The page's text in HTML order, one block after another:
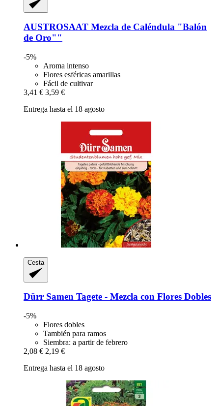
AUSTROSAAT Mezcla de Caléndula "Balón
de Oro""
-5%
Aroma intenso
Flores esféricas amarillas
Fácil de cultivar
3,41 € 3,59 €
Entrega hasta el 18 agosto
Cesta
Dürr Samen Tagete -​ Mezcla con Flores Dobles
-5%
Flores dobles
También para ramos
Siembra: a partir de febrero
2,08 € 2,19 €
Entrega hasta el 18 agosto